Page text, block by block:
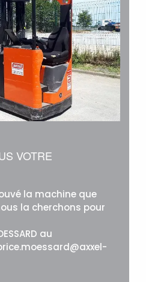
VOTRE
la machine que
la cherchons pour
au